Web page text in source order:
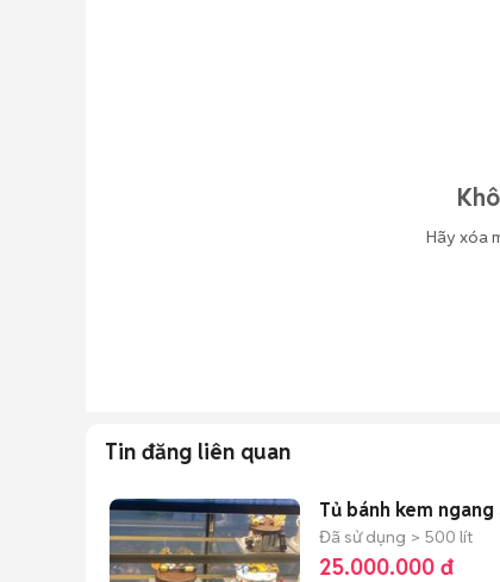
Hãy xóa
Tin đăng liên quan
Tủ bánh kem ngang
Đã sử dụng > 500 lít
25.000.000 đ